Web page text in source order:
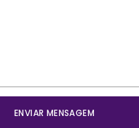
ENVIAR MENSAGEM